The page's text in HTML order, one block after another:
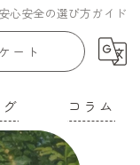
心安全の選び方ガイド
ート
コラム